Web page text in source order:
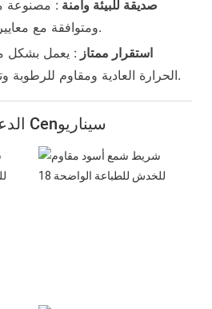
صديقة للبيئة وآمنة : مصنوعة
ومتوافقة مع معايير الصناعة، وغير سامة.
استقرار ممتاز : يعمل بشكل
الحرارة العادية ومقاوم للرطوبة وتقلبات درجات الحرارة.
Plicالدعاء Cenسيناريو